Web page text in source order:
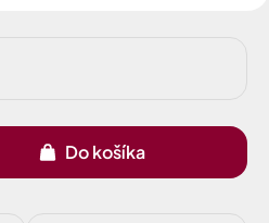
Do košíka